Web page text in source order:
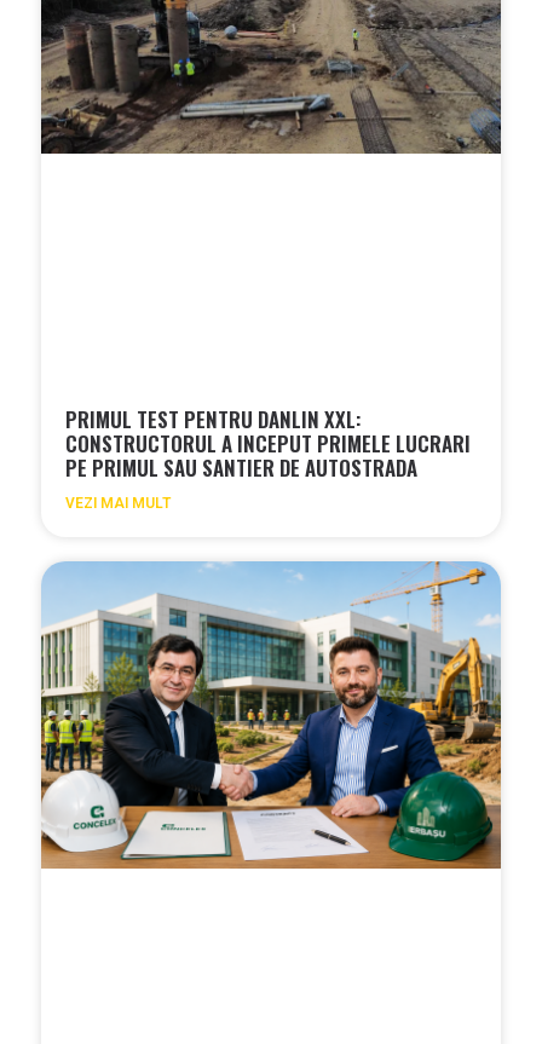
PRIMUL TEST PENTRU DANLIN XXL:
CONSTRUCTORUL A INCEPUT PRIMELE LUCRARI
PE PRIMUL SAU SANTIER DE AUTOSTRADA
VEZI MAI MULT